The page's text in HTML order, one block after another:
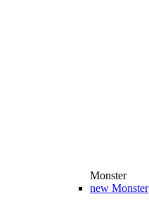
Monster
new Monster